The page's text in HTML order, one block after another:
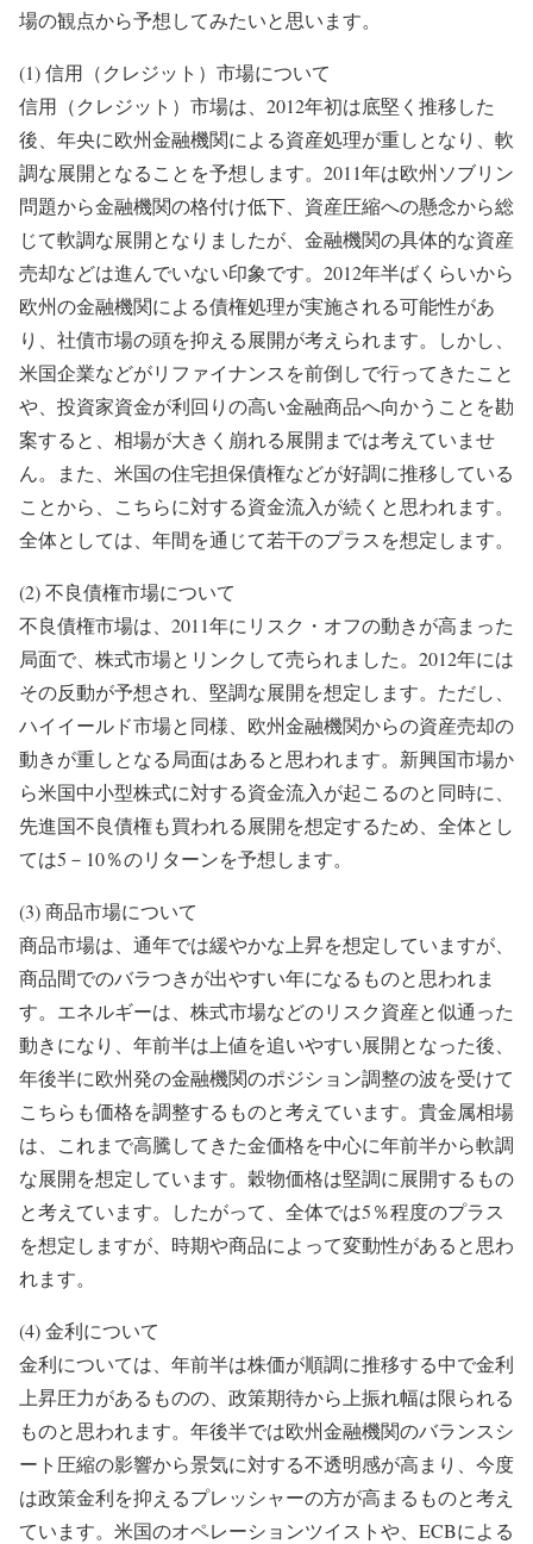
場の観点から予想してみたいと思います。
(1) 信用（クレジット）市場について
信用（クレジット）市場は、2012年初は底堅く推移した
後、年央に欧州金融機関による資産処理が重しとなり、軟
調な展開となることを予想します。2011年は欧州ソブリン
問題から金融機関の格付け低下、資産圧縮への懸念から総
じて軟調な展開となりましたが、金融機関の具体的な資産
売却などは進んでいない印象です。2012年半ばくらいから
欧州の金融機関による債権処理が実施される可能性があ
り、社債市場の頭を抑える展開が考えられます。しかし、
米国企業などがリファイナンスを前倒しで行ってきたこと
や、投資家資金が利回りの高い金融商品へ向かうことを勘
案すると、相場が大きく崩れる展開までは考えていませ
ん。また、米国の住宅担保債権などが好調に推移している
ことから、こちらに対する資金流入が続くと思われます。
全体としては、年間を通じて若干のプラスを想定します。
(2) 不良債権市場について
不良債権市場は、2011年にリスク・オフの動きが高まった
局面で、株式市場とリンクして売られました。2012年には
その反動が予想され、堅調な展開を想定します。ただし、
ハイイールド市場と同様、欧州金融機関からの資産売却の
動きが重しとなる局面はあると思われます。新興国市場か
ら米国中小型株式に対する資金流入が起こるのと同時に、
先進国不良債権も買われる展開を想定するため、全体とし
ては5－10％のリターンを予想します。
(3) 商品市場について
商品市場は、通年では緩やかな上昇を想定していますが、
商品間でのバラつきが出やすい年になるものと思われま
す。エネルギーは、株式市場などのリスク資産と似通った
動きになり、年前半は上値を追いやすい展開となった後、
年後半に欧州発の金融機関のポジション調整の波を受けて
こちらも価格を調整するものと考えています。貴金属相場
は、これまで高騰してきた金価格を中心に年前半から軟調
な展開を想定しています。穀物価格は堅調に展開するもの
と考えています。したがって、全体では5％程度のプラス
を想定しますが、時期や商品によって変動性があると思わ
れます。
(4) 金利について
金利については、年前半は株価が順調に推移する中で金利
上昇圧力があるものの、政策期待から上振れ幅は限られる
ものと思われます。年後半では欧州金融機関のバランスシ
ート圧縮の影響から景気に対する不透明感が高まり、今度
は政策金利を抑えるプレッシャーの方が高まるものと考え
ています。米国のオペレーションツイストや、ECBによる